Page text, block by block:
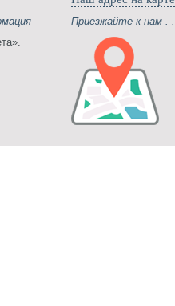
Приезжайте к нам .